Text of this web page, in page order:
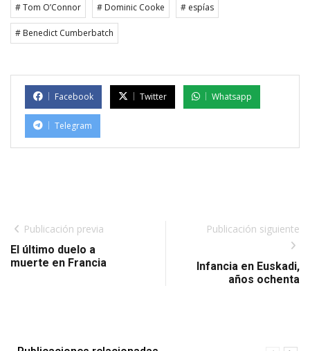
# Tom O’Connor # Dominic Cooke # espías
# Benedict Cumberbatch
Facebook Twitter Whatsapp
Telegram
Publicación previa
El último duelo a
muerte en Francia
Publicación siguiente
Infancia en Euskadi,
años ochenta